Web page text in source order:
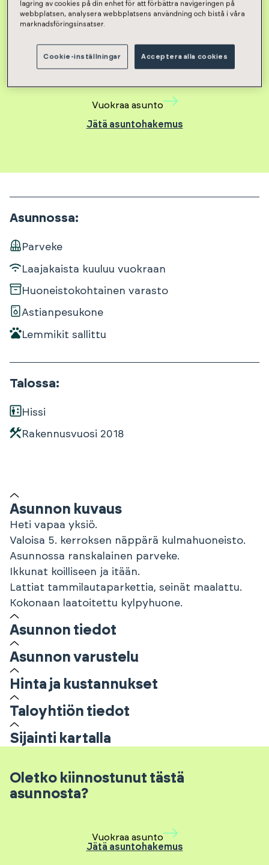
1h, kt,26.5m²
Vuokravakuus 635 €
Vuokraa asunto
Jätä asuntohakemus
Asunnossa:
Parveke
Laajakaista kuuluu vuokraan
Huoneistokohtainen varasto
Astianpesukone
Lemmikit sallittu
Talossa:
Hissi
Rakennusvuosi 2018
Asunnon kuvaus
Heti vapaa yksiö.
Valoisa 5. kerroksen näppärä kulmahuoneisto.
Asunnossa ranskalainen parveke.
Ikkunat koilliseen ja itään.
Lattiat tammilautaparkettia, seinät maalattu.
Kokonaan laatoitettu kylpyhuone.
Asunnon tiedot
Asunnon varustelu
Hinta ja kustannukset
Taloyhtiön tiedot
Sijainti kartalla
Oletko kiinnostunut tästä
asunnosta?
Vuokraa asunto
Jätä asuntohakemus
lagring av cookies på din enhet för att förbättra navigeringen på
webbplatsen, analysera webbplatsens användning och bistå i våra
marknadsföringsinsatser.
Cookie-inställningar Acceptera alla cookies